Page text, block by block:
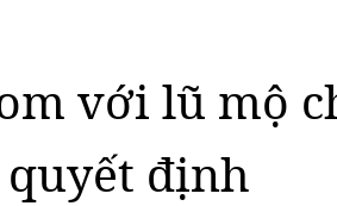
với lũ mộ
định